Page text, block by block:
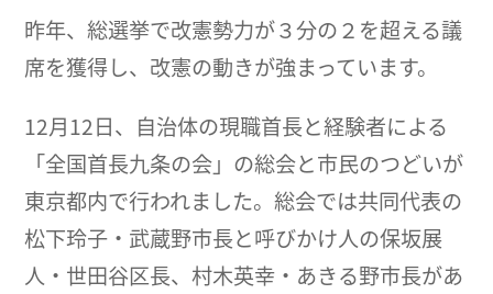
昨年、総選挙で改憲勢力が３分の２を超える議
席を獲得し、改憲の動きが強まっています。
12月12日、自治体の現職首長と経験者による
「全国首長九条の会」の総会と市民のつどいが
東京都内で行われました。総会では共同代表の
松下玲子・武蔵野市長と呼びかけ人の保坂展
人・世田谷区長、村木英幸・あきる野市長があ